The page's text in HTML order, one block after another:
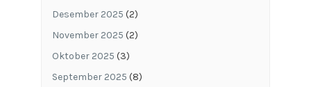
Desember 2025 (2)
November 2025 (2)
Oktober 2025 (3)
September 2025 (8)